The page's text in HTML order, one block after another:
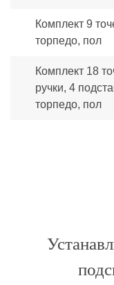
Комплект 9
торпедо, пол
Комплект 18
ручки, 4
торпедо, пол